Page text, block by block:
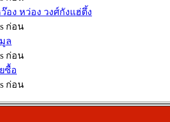
อง หว่อง วงศ์กังแฮ่ตึ้ง
ก่อน
ล
ก่อน
ซื้อ
ก่อน